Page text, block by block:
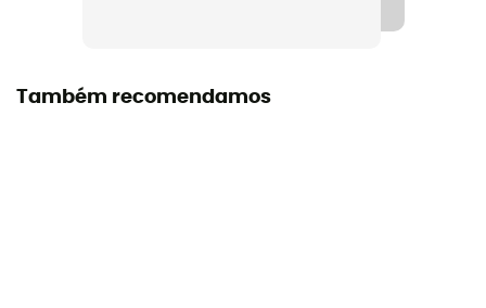
Também recomendamos